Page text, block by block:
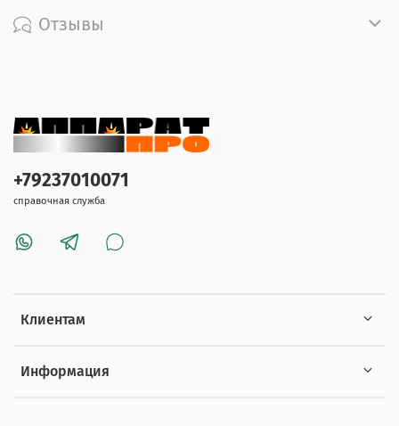
Отзывы
Клиентам
Информация
+79237010071
справочная служба